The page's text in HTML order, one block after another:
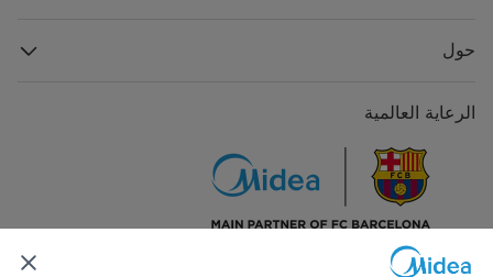
حول
الرعاية العالمية